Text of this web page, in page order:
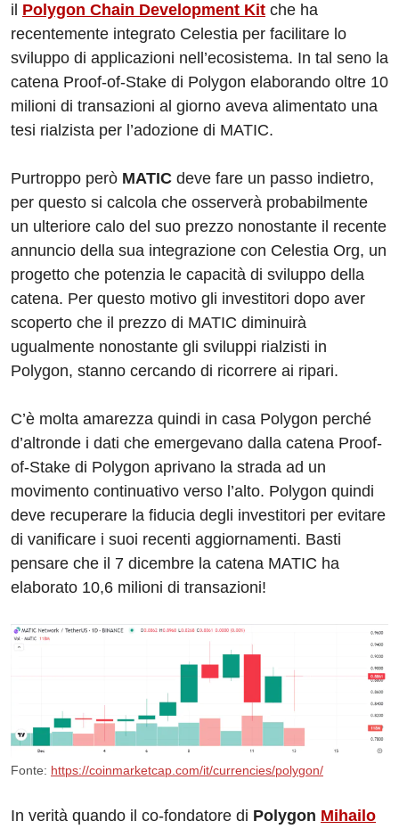
il Polygon Chain Development Kit che ha
recentemente integrato Celestia per facilitare lo
sviluppo di applicazioni nell’ecosistema. In tal seno la
catena Proof-of-Stake di Polygon elaborando oltre 10
milioni di transazioni al giorno aveva alimentato una
tesi rialzista per l’adozione di MATIC.
Purtroppo però MATIC deve fare un passo indietro,
per questo si calcola che osserverà probabilmente
un ulteriore calo del suo prezzo nonostante il recente
annuncio della sua integrazione con Celestia Org, un
progetto che potenzia le capacità di sviluppo della
catena. Per questo motivo gli investitori dopo aver
scoperto che il prezzo di MATIC diminuirà
ugualmente nonostante gli sviluppi rialzisti in
Polygon, stanno cercando di ricorrere ai ripari.
C’è molta amarezza quindi in casa Polygon perché
d’altronde i dati che emergevano dalla catena Proof-
of-Stake di Polygon aprivano la strada ad un
movimento continuativo verso l’alto. Polygon quindi
deve recuperare la fiducia degli investitori per evitare
di vanificare i suoi recenti aggiornamenti. Basti
pensare che il 7 dicembre la catena MATIC ha
elaborato 10,6 milioni di transazioni!
Fonte: https://coinmarketcap.com/it/currencies/polygon/
In verità quando il co-fondatore di Polygon Mihailo